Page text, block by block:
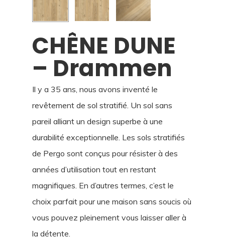
CHÊNE DUNE
– Drammen
Il y a 35 ans, nous avons inventé le
revêtement de sol stratifié. Un sol sans
pareil alliant un design superbe à une
durabilité exceptionnelle. Les sols stratifiés
de Pergo sont conçus pour résister à des
années d’utilisation tout en restant
magnifiques. En d’autres termes, c’est le
choix parfait pour une maison sans soucis où
vous pouvez pleinement vous laisser aller à
la détente.